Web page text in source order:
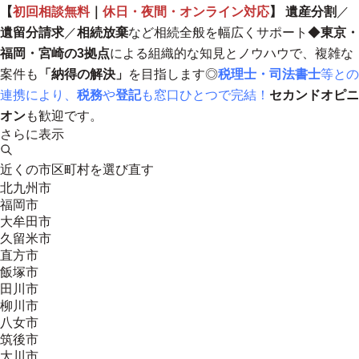
【初回相談無料｜ 休日・夜間・オンライン対応】 遺産分割 ／
遺留分請求 ／相続放棄など相続全般を幅広くサポート◆東京・
福岡・宮崎の3拠点による組織的な知見とノウハウで、複雑な
案件も
「納得の解決」 を目指します◎税理士・司法書士等との
連携により、 税務や登記も窓口ひとつで完結！ セカンドオピニ
オンも歓迎です。
さらに表示
近くの市区町村を選び直す
北九州市
福岡市
大牟田市
久留米市
直方市
飯塚市
田川市
柳川市
八女市
筑後市
大川市